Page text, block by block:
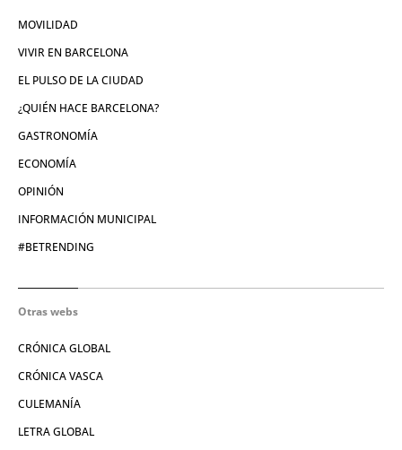
MOVILIDAD
VIVIR EN BARCELONA
EL PULSO DE LA CIUDAD
¿QUIÉN HACE BARCELONA?
GASTRONOMÍA
ECONOMÍA
OPINIÓN
INFORMACIÓN MUNICIPAL
#BETRENDING
Otras webs
CRÓNICA GLOBAL
CRÓNICA VASCA
CULEMANÍA
LETRA GLOBAL